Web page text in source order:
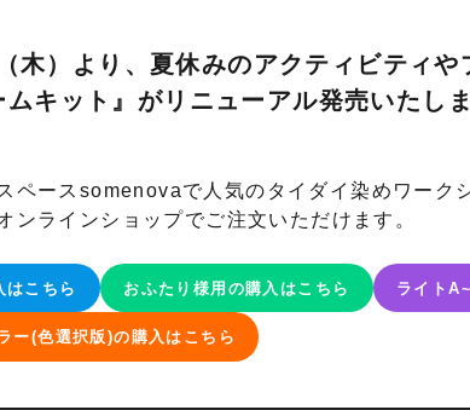
木）より、夏休みのアクティビティ
ムキット』がリニューアル発売いたしま
ペースsomenovaで人気のタイダイ染めワーク
ンラインショップでご注文いただけます。
はこちら おふたり様用の購入はこちら ライト
ー(色選択版)の購入はこちら